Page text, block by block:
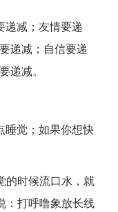
递减；友情要递
递减；自信要递
递减。
睡觉；如果你想快
的时候流口水，就
：打呼噜象放长线